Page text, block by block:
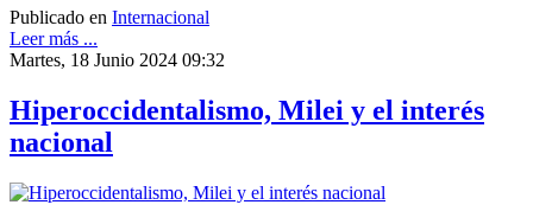
Publicado en Internacional
Leer más ...
Martes, 18 Junio 2024 09:32
Hiperoccidentalismo, Milei y el interés
nacional